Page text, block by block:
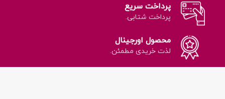
پرداخت سریع
پرداخت شتابی.
محصول اورجینال
لذت خریدی مطمئن.